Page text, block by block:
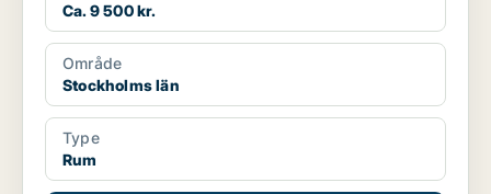
Ca. 9 500 kr.
Område
Stockholms län
Type
Rum